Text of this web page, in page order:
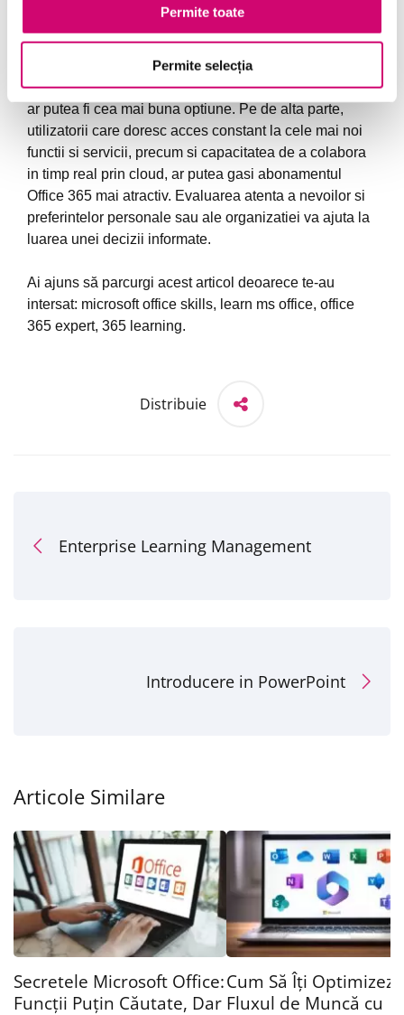
Permite toate
Permite selecția
depinde in mare masura de modul in care utilizatorul
intentioneaza sa foloseasca suita Office. Daca
stabilitatea si costul unic sunt prioritare, atunci o
licenta perpetua, cum ar fi Office 2019 sau Office 2021,
ar putea fi cea mai buna optiune. Pe de alta parte,
utilizatorii care doresc acces constant la cele mai noi
functii si servicii, precum si capacitatea de a colabora
in timp real prin cloud, ar putea gasi abonamentul
Office 365 mai atractiv. Evaluarea atenta a nevoilor si
preferintelor personale sau ale organizatiei va ajuta la
luarea unei decizii informate.
Ai ajuns să parcurgi acest articol deoarece te-au
intersat: microsoft office skills, learn ms office, office
365 expert, 365 learning.
Distribuie
Enterprise Learning Management
Introducere in PowerPoint
Articole Similare
Secretele Microsoft Office:
Funcții Puțin Căutate, Dar
Cum Să Îți Optimizezi
Fluxul de Muncă cu